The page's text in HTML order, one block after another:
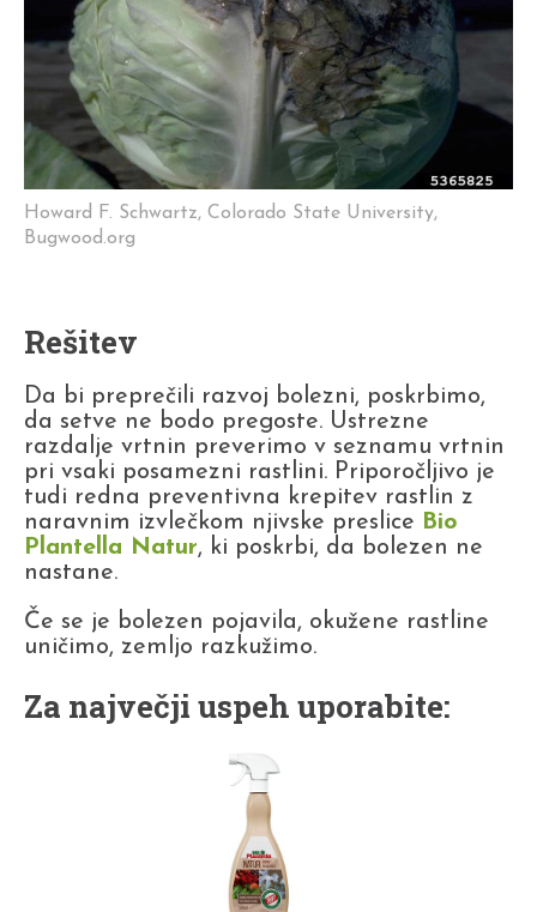
Howard F. Schwartz, Colorado State University,
Bugwood.org
Rešitev
Da bi preprečili razvoj bolezni, poskrbimo,
da setve ne bodo pregoste. Ustrezne
razdalje vrtnin preverimo v seznamu vrtnin
pri vsaki posamezni rastlini. Priporočljivo je
tudi redna preventivna krepitev rastlin z
naravnim izvlečkom njivske preslice Bio
Plantella Natur, ki poskrbi, da bolezen ne
nastane.
Če se je bolezen pojavila, okužene rastline
uničimo, zemljo razkužimo.
Za največji uspeh uporabite: